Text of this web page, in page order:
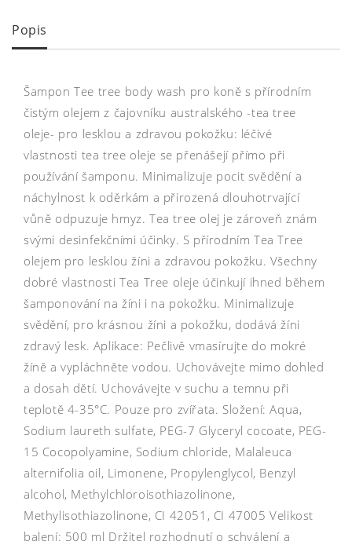
Popis
Šampon Tee tree body wash pro koně s přírodním
čistým olejem z čajovníku australského -tea tree
oleje- pro lesklou a zdravou pokožku: léčivé
vlastnosti tea tree oleje se přenášejí přímo při
používání šamponu. Minimalizuje pocit svědění a
náchylnost k oděrkám a přirozená dlouhotrvající
vůně odpuzuje hmyz. Tea tree olej je zároveň znám
svými desinfekčními účinky. S přírodním Tea Tree
olejem pro lesklou žíni a zdravou pokožku. Všechny
dobré vlastnosti Tea Tree oleje účinkují ihned během
šamponování na žíni i na pokožku. Minimalizuje
svědění, pro krásnou žíni a pokožku, dodává žíni
zdravý lesk. Aplikace: Pečlivě vmasírujte do mokré
žíně a vypláchněte vodou. Uchovávejte mimo dohled
a dosah dětí. Uchovávejte v suchu a temnu při
teplotě 4-35°C. Pouze pro zvířata. Složení: Aqua,
Sodium laureth sulfate, PEG-7 Glyceryl cocoate, PEG-
15 Cocopolyamine, Sodium chloride, Malaleuca
alternifolia oil, Limonene, Propylenglycol, Benzyl
alcohol, Methylchloroisothiazolinone,
Methylisothiazolinone, CI 42051, CI 47005 Velikost
balení: 500 ml Držitel rozhodnutí o schválení a